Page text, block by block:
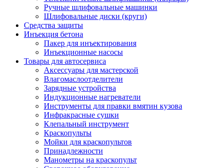
Ручные шлифовальные машинки
Шлифовальные диски (круги)
Средства защиты
Инъекция бетона
Пакер для инъектирования
Инъекционные насосы
Товары для автосервиса
Аксессуары для мастерской
Влагомаслоотделители
Зарядные устройства
Индукционные нагреватели
Инструменты для правки вмятин кузова
Инфракрасные сушки
Клепальный инструмент
Краскопульты
Мойки для краскопультов
Принадлежности
Манометры на краскопульт